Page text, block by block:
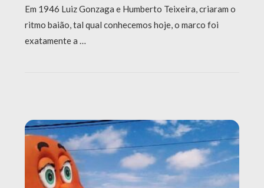
Em 1946 Luiz Gonzaga e Humberto Teixeira, criaram o
ritmo baião, tal qual conhecemos hoje, o marco foi
exatamente a …